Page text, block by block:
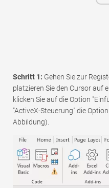
Schritt 1: Gehen Sie zur
platzieren Sie den Cursor auf
klicken Sie auf die Option
"ActiveX-Steuerung" die
Abbildung).